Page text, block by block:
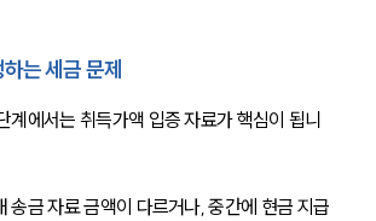
는 세금 문제
계에서는 취득가액 입증 자료가 핵심이 됩니
송금 자료 금액이 다르거나, 중간에 현금 지급